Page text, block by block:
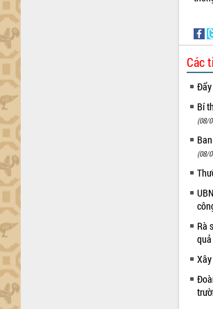
Các
Bí
(08/
(08/
Rà